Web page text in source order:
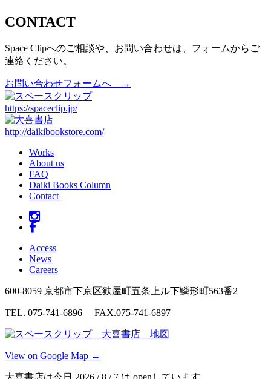
CONTACT
Space Clipへのご相談や、お問い合わせは、フォームからご
連絡ください。
お問い合わせフォームへ →
https://spaceclip.jp/
http://daikibookstore.com/
Works
About us
FAQ
Daiki Books Column
Contact
Access
News
Careers
600-8059 京都市下京区麩屋町五条上ル下鱗形町563番2
TEL. 075-741-6896 FAX.075-741-6897
View on Google Map →
大喜書店は今日 2026 / 8 / 7 は openしています